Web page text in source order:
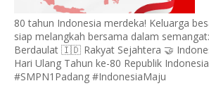
80 tahun Indonesia merdeka! Keluarga
siap melangkah bersama dalam
Berdaulat 🇮🇩 Rakyat Sejahtera 🤝
Hari Ulang Tahun ke-80 Republik
#SMPN1Padang #IndonesiaMaju